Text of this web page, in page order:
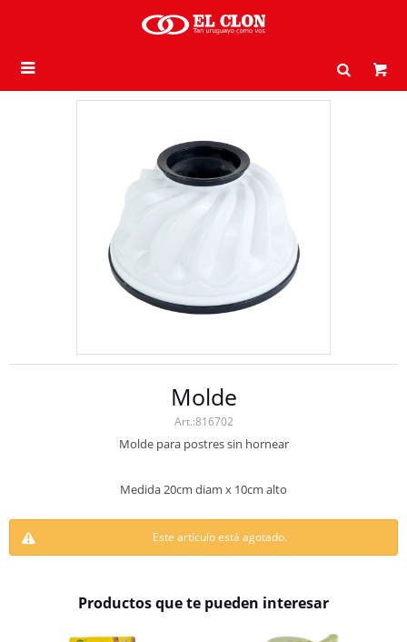

Molde
816702
Molde para postres sin hornear
Medida 20cm diam x 10cm alto
Este artículo está agotado.
Productos que te pueden interesar